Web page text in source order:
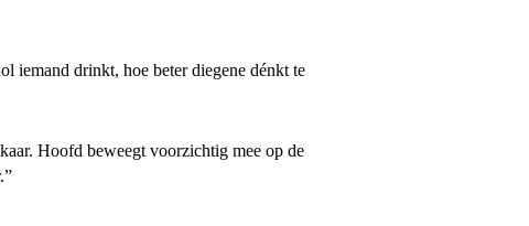
iemand drinkt, hoe beter diegene dénkt te
Hoofd beweegt voorzichtig mee op de